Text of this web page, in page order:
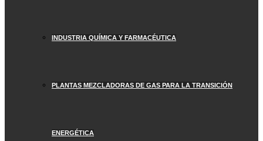
INDUSTRIA QUÍMICA Y FARMACÉUTICA
PLANTAS MEZCLADORAS DE GAS PARA LA TRANSICIÓN
ENERGÉTICA